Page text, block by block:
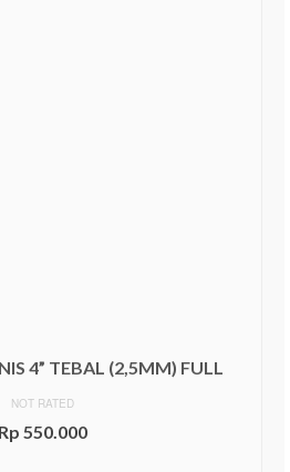
4” TEBAL (2,5MM) FULL
NOT RATED
Rp 550.000